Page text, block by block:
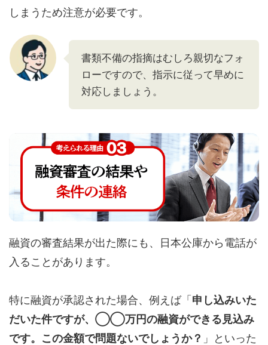
しまうため注意が必要です。
書類不備の指摘はむしろ親切なフォ
ローですので、指示に従って早めに
対応しましょう。
融資の審査結果が出た際にも、日本公庫から電話が
入ることがあります。
特に融資が承認された場合、例えば「 申し込みいた
だいた件ですが、◯◯万円の融資ができる見込み
です。この金額で問題ないでしょうか？ 」といった